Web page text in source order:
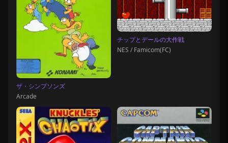
ザ・シンプソンズ
Arcade
チップとデールの大作戦
NES / Famicom(FC)